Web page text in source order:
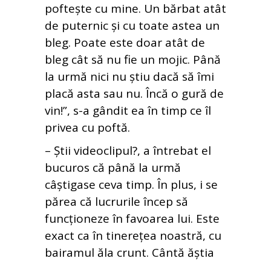
poftește cu mine. Un bărbat atât
de puternic și cu toate astea un
bleg. Poate este doar atât de
bleg cât să nu fie un mojic. Până
la urmă nici nu știu dacă să îmi
placă asta sau nu. Încă o gură de
vin!”, s-a gândit ea în timp ce îl
privea cu poftă.
– Știi videoclipul?, a întrebat el
bucuros că până la urmă
câștigase ceva timp. În plus, i se
părea că lucrurile încep să
funcționeze în favoarea lui. Este
exact ca în tinerețea noastră, cu
bairamul ăla crunt. Cântă ăștia